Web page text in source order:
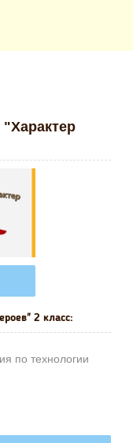
"Характер
2 класс:
по технологии